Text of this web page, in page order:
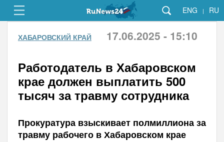
ENG | RU
ХАБАРОВСКИЙ КРАЙ 17.06.2025 - 15:10
Работодатель в Хабаровском
крае должен выплатить 500
тысяч за травму сотрудника
Прокуратура взыскивает полмиллиона за
травму рабочего в Хабаровском крае